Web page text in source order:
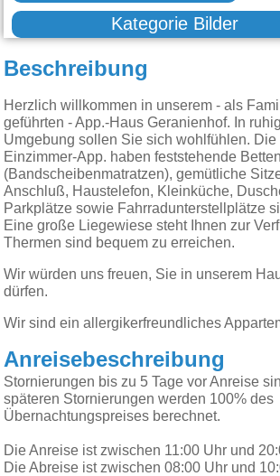
Kategorie Bilder
Beschreibung
Herzlich willkommen in unserem - als
geführten - App.-Haus Geranienhof. In
Umgebung sollen Sie sich wohlfühlen.
Einzimmer-App. haben feststehende Betten
(Bandscheibenmatratzen), gemütliche
Anschluß, Haustelefon, Kleinküche,
Parkplätze sowie Fahrradunterstellplätze
Eine große Liegewiese steht Ihnen zur
Thermen sind bequem zu erreichen.
Wir würden uns freuen, Sie in unserem
dürfen.
Wir sind ein allergikerfreundliches
Anreisebeschreibung
Stornierungen bis zu 5 Tage vor Anreise
späteren Stornierungen werden 100% des
Übernachtungspreises berechnet.
Die Anreise ist zwischen 11:00 Uhr und
Die Abreise ist zwischen 08:00 Uhr und